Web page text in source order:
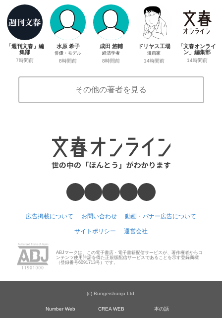
「週刊文春」編
集部
7時間前
水原 希子
俳優・モデル
8時間前
成田 悠輔
経済学者
8時間前
ドリヤス工場
漫画家
14時間前
「文春オンライ
ン」編集部
14時間前
その他の著者を見る
広告掲載について お問い合わせ 動画・バナー広告について
サイトポリシー 運営会社
ABJマークは、この電子書店・電子書籍配信サービスが、著作権者からコ
ンテンツ使用許諾を得た正規版配信サービスであることを示す登録商標
（登録番号6091713号）です。
(c) Bungeishunju Ltd.
Number Web CREA WEB 本の話